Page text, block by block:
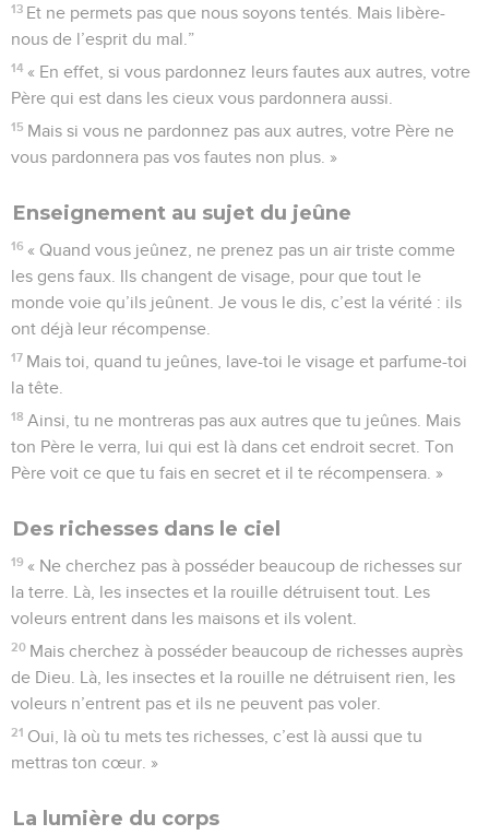
13 Et ne permets pas que nous soyons tentés. Mais libère-
nous de l’esprit du mal.”
14 « En effet, si vous pardonnez leurs fautes aux autres, votre
Père qui est dans les cieux vous pardonnera aussi.
15 Mais si vous ne pardonnez pas aux autres, votre Père ne
vous pardonnera pas vos fautes non plus. »
Enseignement au sujet du jeûne
16 « Quand vous jeûnez, ne prenez pas un air triste comme
les gens faux. Ils changent de visage, pour que tout le
monde voie qu’ils jeûnent. Je vous le dis, c’est la vérité : ils
ont déjà leur récompense.
17 Mais toi, quand tu jeûnes, lave-toi le visage et parfume-toi
la tête.
18 Ainsi, tu ne montreras pas aux autres que tu jeûnes. Mais
ton Père le verra, lui qui est là dans cet endroit secret. Ton
Père voit ce que tu fais en secret et il te récompensera. »
Des richesses dans le ciel
19 « Ne cherchez pas à posséder beaucoup de richesses sur
la terre. Là, les insectes et la rouille détruisent tout. Les
voleurs entrent dans les maisons et ils volent.
20 Mais cherchez à posséder beaucoup de richesses auprès
de Dieu. Là, les insectes et la rouille ne détruisent rien, les
voleurs n’entrent pas et ils ne peuvent pas voler.
21 Oui, là où tu mets tes richesses, c’est là aussi que tu
mettras ton cœur. »
La lumière du corps